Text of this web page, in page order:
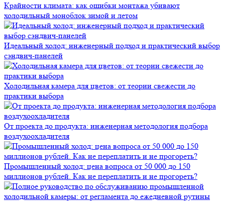
Крайности климата: как ошибки монтажа убивают
холодильный моноблок зимой и летом
Идеальный холод: инженерный подход и практический выбор
сэндвич-панелей
Холодильная камера для цветов: от теории свежести до
практики выбора
От проекта до продукта: инженерная методология подбора
воздухоохладителя
Промышленный холод: цена вопроса от 50 000 до 150
миллионов рублей. Как не переплатить и не прогореть?